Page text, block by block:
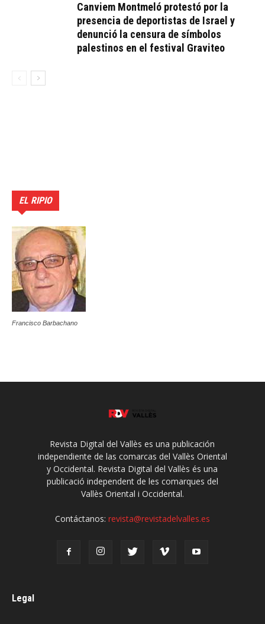
Canviem Montmeló protestó por la
presencia de deportistas de Israel y
denunció la censura de símbolos
palestinos en el festival Graviteo
EL RIPIO
Francisco Barbachano
Revista Digital del Vallès es una publicación
independiente de las comarcas del Vallès Oriental
y Occidental. Revista Digital del Vallès és una
publicació independent de les comarques del
Vallès Oriental i Occidental.
Contáctanos: revista@revistadelvalles.es
Legal